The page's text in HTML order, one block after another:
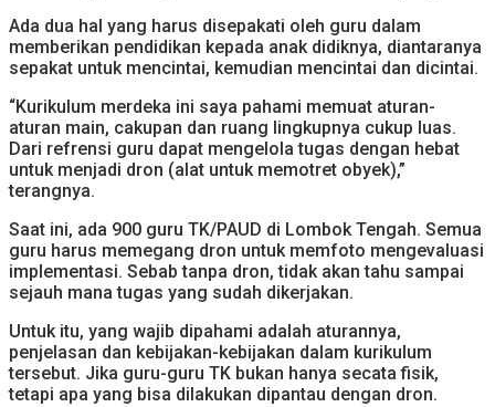
Ada dua hal yang harus disepakati oleh guru dalam
memberikan pendidikan kepada anak didiknya, diantaranya
sepakat untuk mencintai, kemudian mencintai dan dicintai.
“Kurikulum merdeka ini saya pahami memuat aturan-
aturan main, cakupan dan ruang lingkupnya cukup luas.
Dari refrensi guru dapat mengelola tugas dengan hebat
untuk menjadi dron (alat untuk memotret obyek),”
terangnya.
Saat ini, ada 900 guru TK/PAUD di Lombok Tengah. Semua
guru harus memegang dron untuk memfoto mengevaluasi
implementasi. Sebab tanpa dron, tidak akan tahu sampai
sejauh mana tugas yang sudah dikerjakan.
Untuk itu, yang wajib dipahami adalah aturannya,
penjelasan dan kebijakan-kebijakan dalam kurikulum
tersebut. Jika guru-guru TK bukan hanya secata fisik,
tetapi apa yang bisa dilakukan dipantau dengan dron.